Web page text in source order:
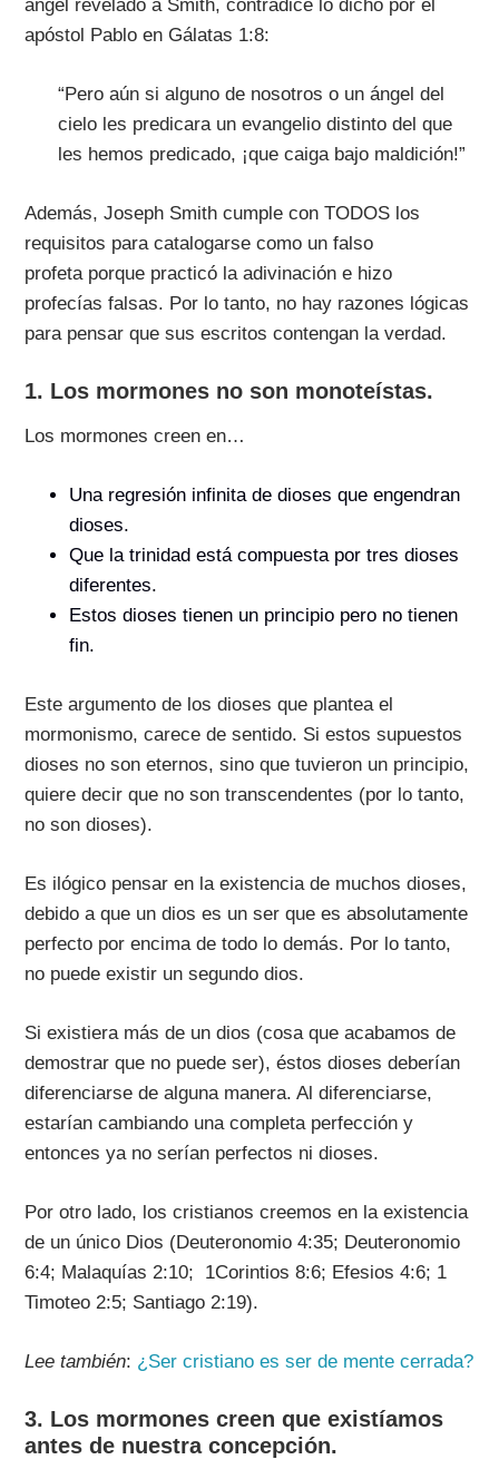
ángel revelado a Smith, contradice lo dicho por el
apóstol Pablo en Gálatas 1:8:
“Pero aún si alguno de nosotros o un ángel del
cielo les predicara un evangelio distinto del que
les hemos predicado, ¡que caiga bajo maldición!”
Además, Joseph Smith cumple con TODOS los
requisitos para catalogarse como un falso
profeta porque practicó la adivinación e hizo
profecías falsas. Por lo tanto, no hay razones lógicas
para pensar que sus escritos contengan la verdad.
1. Los mormones no son monoteístas.
Los mormones creen en…
Una regresión infinita de dioses que engendran
dioses.
Que la trinidad está compuesta por tres dioses
diferentes.
Estos dioses tienen un principio pero no tienen
fin.
Este argumento de los dioses que plantea el
mormonismo, carece de sentido. Si estos supuestos
dioses no son eternos, sino que tuvieron un principio,
quiere decir que no son transcendentes (por lo tanto,
no son dioses).
Es ilógico pensar en la existencia de muchos dioses,
debido a que un dios es un ser que es absolutamente
perfecto por encima de todo lo demás. Por lo tanto,
no puede existir un segundo dios.
Si existiera más de un dios (cosa que acabamos de
demostrar que no puede ser), éstos dioses deberían
diferenciarse de alguna manera. Al diferenciarse,
estarían cambiando una completa perfección y
entonces ya no serían perfectos ni dioses.
Por otro lado, los cristianos creemos en la existencia
de un único Dios (Deuteronomio 4:35; Deuteronomio
6:4; Malaquías 2:10; 1Corintios 8:6; Efesios 4:6; 1
Timoteo 2:5; Santiago 2:19).
Lee también: ¿Ser cristiano es ser de mente cerrada?
3. Los mormones creen que existíamos
antes de nuestra concepción.